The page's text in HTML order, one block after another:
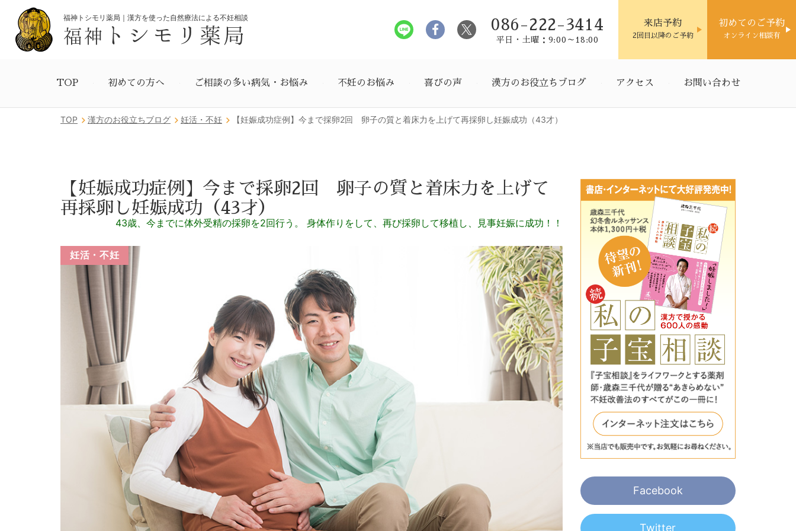
福神トシモリ薬局｜漢方を使った自然療法による不妊相談
福神 トシモリ薬局 086-222-3414
平日・土曜：9:00～18:00
来店予約
2回目以降のご予約
初めてのご予約
オンライン相談有
TOP 初めての方へ ご相談の多い病気・お悩み 不妊のお悩み 喜びの声 漢方のお役立ちブログ アクセス お問い合わせ
TOP 漢方のお役立ちブログ 妊活・不妊 【妊娠成功症例】今まで採卵2回 卵子の質と着床力を上げて再採卵し妊娠成功（43才）
【妊娠成功症例】今まで採卵2回 卵子の質と着床力を上げて
再採卵し妊娠成功（43才）
43歳、今までに体外受精の採卵を2回行う。 身体作りをして、再び採卵して移植し、見事妊娠に成功！！
妊活・不妊
Facebook
Twitter